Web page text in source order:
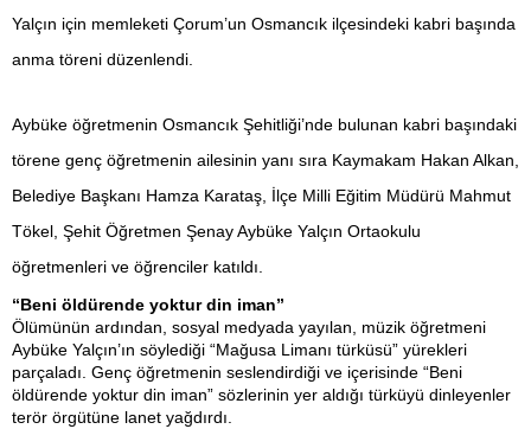
Yalçın için memleketi Çorum’un Osmancık ilçesindeki kabri başında
anma töreni düzenlendi.
Aybüke öğretmenin Osmancık Şehitliği’nde bulunan kabri başındaki
törene genç öğretmenin ailesinin yanı sıra Kaymakam Hakan Alkan,
Belediye Başkanı Hamza Karataş, İlçe Milli Eğitim Müdürü Mahmut
Tökel, Şehit Öğretmen Şenay Aybüke Yalçın Ortaokulu
öğretmenleri ve öğrenciler katıldı.
“Beni öldürende yoktur din iman”
Ölümünün ardından, sosyal medyada yayılan, müzik öğretmeni
Aybüke Yalçın’ın söylediği “Mağusa Limanı türküsü” yürekleri
parçaladı. Genç öğretmenin seslendirdiği ve içerisinde “Beni
öldürende yoktur din iman” sözlerinin yer aldığı türküyü dinleyenler
terör örgütüne lanet yağdırdı.